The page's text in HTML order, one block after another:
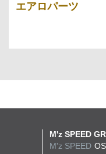
エアロパーツ
M'z SPEED
M'z SPEED